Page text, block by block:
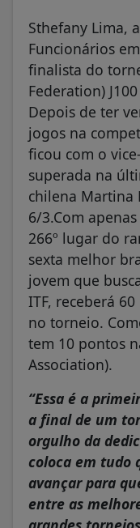
Sthefany Lima,
Funcionários
finalista do
Federation)
Depois de ter
jogos na
ficou com o
superada na
chilena Martina
6/3.Com
266º lugar do
sexta melhor
jovem que
ITF, receberá
no torneio.
tem 10 pontos
Association).
“Essa é a
a final de um
orgulho da
coloca em tudo
avançar para
entre as
grandes